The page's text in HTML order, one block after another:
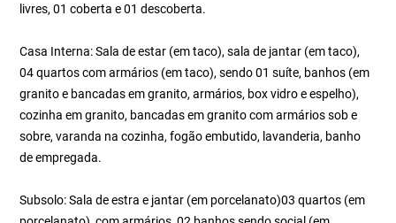
livres, 01 coberta e 01 descoberta.
Casa Interna: Sala de estar (em taco), sala de jantar (em taco),
04 quartos com armários (em taco), sendo 01 suíte, banhos (em
granito e bancadas em granito, armários, box vidro e espelho),
cozinha em granito, bancadas em granito com armários sob e
sobre, varanda na cozinha, fogão embutido, lavanderia, banho
de empregada.
Subsolo: Sala de estra e jantar (em porcelanato)03 quartos (em